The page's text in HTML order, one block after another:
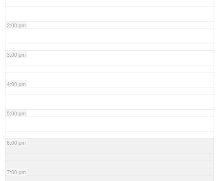
2:00 pm
3:00 pm
4:00 pm
5:00 pm
6:00 pm
7:00 pm